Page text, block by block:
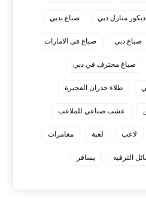
ديكور منازل دبي صباغ بدبي
صباغ دبي صباغ في الامارات
صباغ محترف في دبي
طلاء جدران الفجيرة
عشب صناعي للملاعب
لاعب لعبة مغامرات
الترفيه يسافر